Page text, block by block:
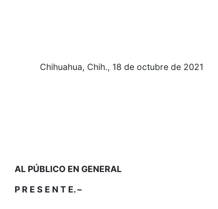
Chihuahua, Chih., 18 de octubre de 2021
AL PÚBLICO EN GENERAL
P R E S E N T E. –